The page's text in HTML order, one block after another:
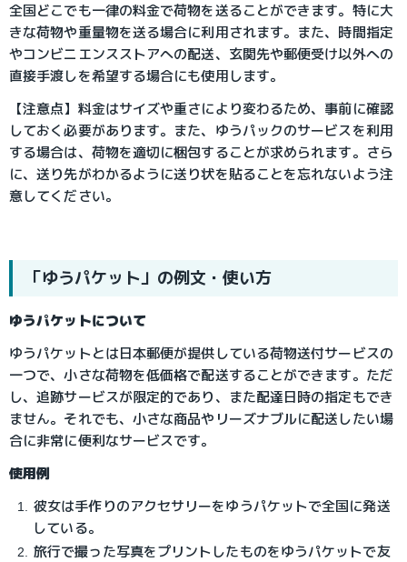
全国どこでも一律の料金で荷物を送ることができます。特に大
きな荷物や重量物を送る場合に利用されます。また、時間指定
やコンビニエンスストアへの配送、玄関先や郵便受け以外への
直接手渡しを希望する場合にも使用します。
【注意点】料金はサイズや重さにより変わるため、事前に確認
しておく必要があります。また、ゆうパックのサービスを利用
する場合は、荷物を適切に梱包することが求められます。さら
に、送り先がわかるように送り状を貼ることを忘れないよう注
意してください。
「ゆうパケット」の例文・使い方
ゆうパケットについて
ゆうパケットとは日本郵便が提供している荷物送付サービスの
一つで、小さな荷物を低価格で配送することができます。ただ
し、追跡サービスが限定的であり、また配達日時の指定もでき
ません。それでも、小さな商品やリーズナブルに配送したい場
合に非常に便利なサービスです。
使用例
彼女は手作りのアクセサリーをゆうパケットで全国に発送
している。
旅行で撮った写真をプリントしたものをゆうパケットで友